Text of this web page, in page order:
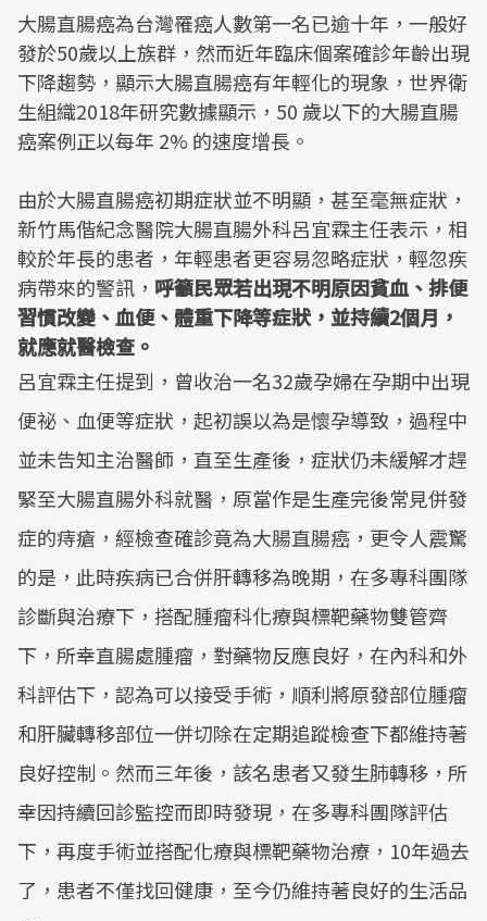
大腸直腸癌為台灣罹癌人數第一名已逾十年，一般好
發於50歲以上族群，然而近年臨床個案確診年齡出現
下降趨勢，顯示大腸直腸癌有年輕化的現象，世界衛
生組織2018年研究數據顯示，50 歲以下的大腸直腸
癌案例正以每年 2% 的速度增長。
由於大腸直腸癌初期症狀並不明顯，甚至毫無症狀，
新竹馬偕紀念醫院大腸直腸外科呂宜霖主任表示，相
較於年長的患者，年輕患者更容易忽略症狀，輕忽疾
病帶來的警訊， 呼籲民眾若出現不明原因貧血、排便
習慣改變、血便、體重下降等症狀，並持續2個月，
就應就醫檢查。
呂宜霖主任提到，曾收治一名32歲孕婦在孕期中出現
便祕、血便等症狀，起初誤以為是懷孕導致，過程中
並未告知主治醫師，直至生產後，症狀仍未緩解才趕
緊至大腸直腸外科就醫，原當作是生產完後常見併發
症的痔瘡，經檢查確診竟為大腸直腸癌，更令人震驚
的是，此時疾病已合併肝轉移為晚期，在多專科團隊
診斷與治療下，搭配腫瘤科化療與標靶藥物雙管齊
下，所幸直腸處腫瘤，對藥物反應良好，在內科和外
科評估下，認為可以接受手術，順利將原發部位腫瘤
和肝臟轉移部位一併切除在定期追蹤檢查下都維持著
良好控制。然而三年後，該名患者又發生肺轉移，所
幸因持續回診監控而即時發現，在多專科團隊評估
下，再度手術並搭配化療與標靶藥物治療，10年過去
了，患者不僅找回健康，至今仍維持著良好的生活品